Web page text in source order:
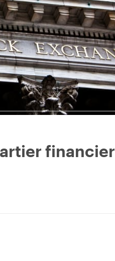
financier